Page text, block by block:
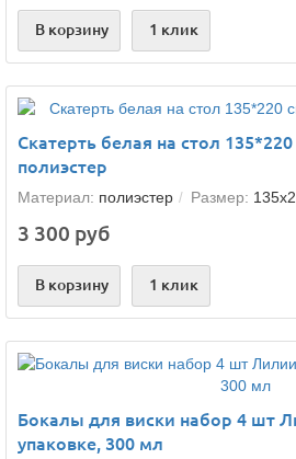
В корзину 1 клик
Скатерть белая на стол
полиэстер
Материал: полиэстер Размер:
3 300 руб
В корзину 1 клик
Бокалы для виски набор 4 шт
упаковке, 300 мл